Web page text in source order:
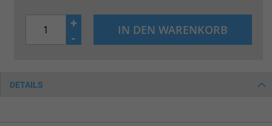
+
-
IN DEN WARENKORB
DETAILS